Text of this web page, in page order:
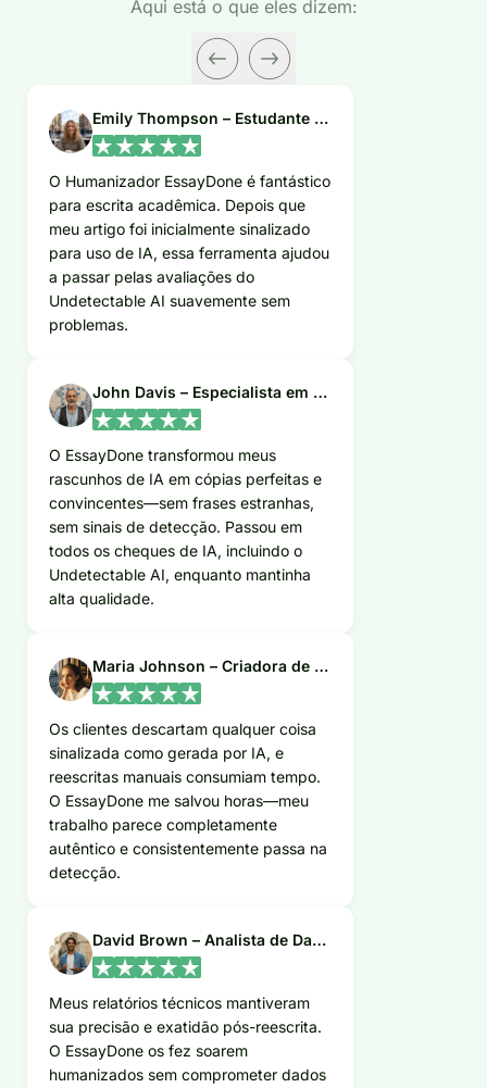
Aqui está o que eles dizem:
Emily Thompson – Estudante Universitária
O Humanizador EssayDone é fantástico
para escrita acadêmica. Depois que
meu artigo foi inicialmente sinalizado
para uso de IA, essa ferramenta ajudou
a passar pelas avaliações do
Undetectable AI suavemente sem
problemas.
John Davis – Especialista em Marketing
O EssayDone transformou meus
rascunhos de IA em cópias perfeitas e
convincentes—sem frases estranhas,
sem sinais de detecção. Passou em
todos os cheques de IA, incluindo o
Undetectable AI, enquanto mantinha
alta qualidade.
Maria Johnson – Criadora de Conteúdo Freelance
Os clientes descartam qualquer coisa
sinalizada como gerada por IA, e
reescritas manuais consumiam tempo.
O EssayDone me salvou horas—meu
trabalho parece completamente
autêntico e consistentemente passa na
detecção.
David Brown – Analista de Dados
Meus relatórios técnicos mantiveram
sua precisão e exatidão pós-reescrita.
O EssayDone os fez soarem
humanizados sem comprometer dados